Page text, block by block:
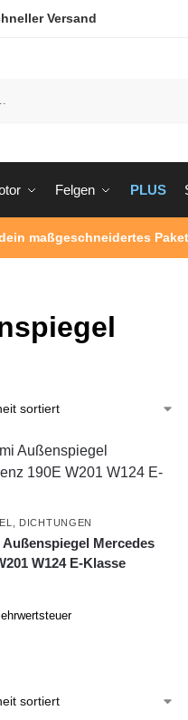
Versand
Felgen PLUS
maßgeschneidertes
DICHTUNGEN
Mercedes
W124 E-Klasse